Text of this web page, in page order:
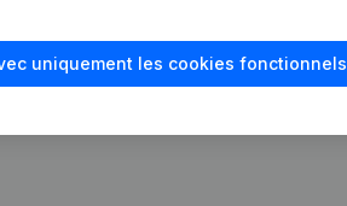
uniquement les cookies fonctionnels
de la solvabilité